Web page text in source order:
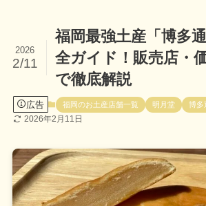
福岡最強土産「博多
全ガイド！販売店・
で徹底解説
2026
2/11
広告 福岡のお土産店舗一覧 明月堂 博多
2026年2月11日